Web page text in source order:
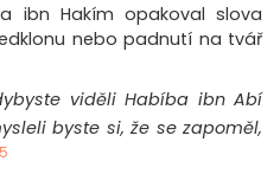
ibn Hakím opakoval slova
nebo padnutí na tvář
viděli Habíba ibn Abí
byste si, že se zapoměl,